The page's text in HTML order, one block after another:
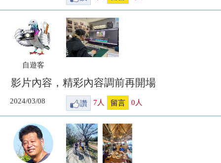
自遊客
影片內容，精彩內容調前再開場
2024/03/08 讚 7 人 留言 0 人